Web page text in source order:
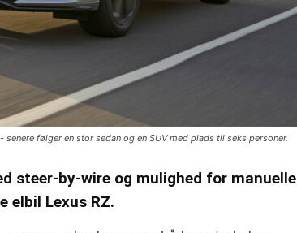
følger en stor sedan og en SUV med plads til seks personer.
steer-by-wire og mulighed for manuelle
elbil Lexus RZ.